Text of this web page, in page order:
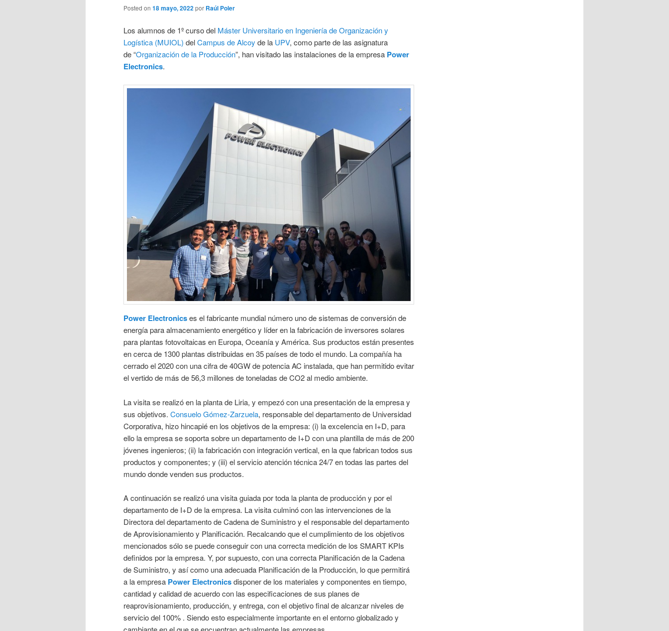
Posted on 18 mayo, 2022por Raúl Poler
Los alumnos de 1º curso del Máster Universitario en Ingeniería de Organización y
Logística (MUIOL) delCampus de Alcoy de la UPV, como parte de las asignatura
de “Organización de la Producción”, han visitado las instalaciones de la empresa Power
Electronics.
Power Electronicses el fabricante mundial número uno de sistemas de conversión de
energía para almacenamiento energético y líder en la fabricación de inversores solares
para plantas fotovoltaicas en Europa, Oceanía y América. Sus productos están presentes
en cerca de 1300 plantas distribuidas en 35 países de todo el mundo. La compañía ha
cerrado el 2020 con una cifra de 40GW de potencia AC instalada, que han permitido evitar
el vertido de más de 56,3 millones de toneladas de CO2 al medio ambiente.
La visita se realizó en la planta de Liria, y empezó con una presentación de la empresa y
sus objetivos. Consuelo Gómez-Zarzuela, responsable del departamento de Universidad
Corporativa, hizo hincapié en los objetivos de la empresa: (i) la excelencia en I+D, para
ello la empresa se soporta sobre un departamento de I+D con una plantilla de más de 200
jóvenes ingenieros; (ii) la fabricación con integración vertical, en la que fabrican todos sus
productos y componentes; y (iii) el servicio atención técnica 24/7 en todas las partes del
mundo donde venden sus productos.
A continuación se realizó una visita guiada por toda la planta de producción y por el
departamento de I+D de la empresa. La visita culminó con las intervenciones de la
Directora del departamento de Cadena de Suministro y el responsable del departamento
de Aprovisionamiento y Planificación. Recalcando que el cumplimiento de los objetivos
mencionados sólo se puede conseguir con una correcta medición de los SMART KPIs
definidos por la empresa. Y, por supuesto, con una correcta Planificación de la Cadena
de Suministro, y así como una adecuada Planificación de la Producción, lo que permitirá
a la empresa Power Electronicsdisponer de los materiales y componentes en tiempo,
cantidad y calidad de acuerdo con las especificaciones de sus planes de
reaprovisionamiento, producción, y entrega, con el objetivo final de alcanzar niveles de
servicio del 100% . Siendo esto especialmente importante en el entorno globalizado y